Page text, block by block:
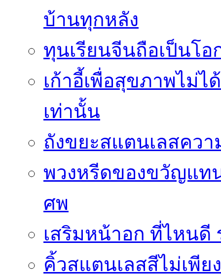
บ้านทุกหลัง
ทุนเรียนจีนถือเป็นโ
เก้าอี้เพื่อสุขภาพไม่
เท่านั้น
ถังขยะสแตนเลสคว
พวงหรีดของขวัญแท
ศพ
เสริมหน้าอก ที่ไหนดี
คิ้วสแตนเลสสีไม่เพี